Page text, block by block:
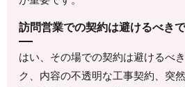
訪問営業での契約は避けるべき
はい、その場での契約は避けるべ
ク、内容の不透明な工事契約、突